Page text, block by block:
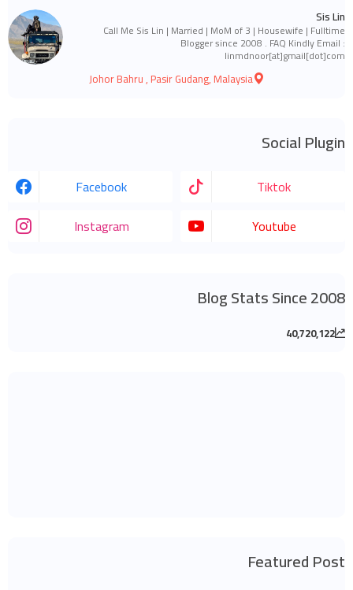
Sis Lin
Call Me Sis Lin | Married | MoM of 3 | Housewife | Fulltime
Blogger since 2008 . FAQ Kindly Email :
linmdnoor[at]gmail[dot]com
Johor Bahru , Pasir Gudang, Malaysia
Social Plugin
Facebook
Tiktok
Instagram
Youtube
Blog Stats Since 2008
40,720,122
Featured Post